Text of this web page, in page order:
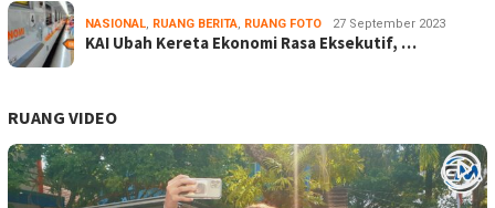
NASIONAL, RUANG BERITA, RUANG FOTO 27 September 2023
KAI Ubah Kereta Ekonomi Rasa Eksekutif, …
RUANG VIDEO